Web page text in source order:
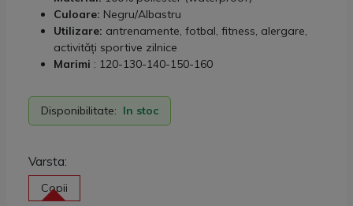
Culoare: Negru/Albastru
Utilizare: antrenamente, fotbal, fitness, alergare,
activități sportive zilnice
Marimi : 120-130-140-150-160
Disponibilitate: In stoc
Varsta:
Copii